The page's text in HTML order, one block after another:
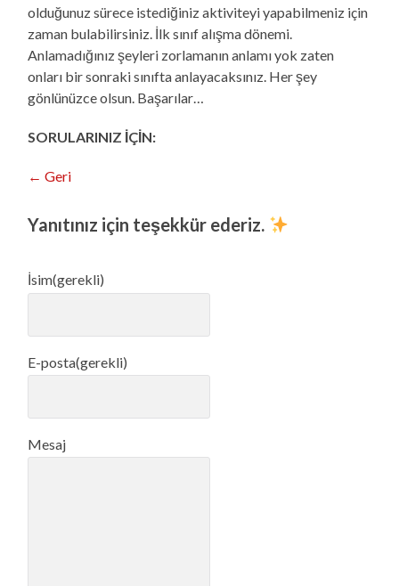
olduğunuz sürece istediğiniz aktiviteyi yapabilmeniz için
zaman bulabilirsiniz. İlk sınıf alışma dönemi.
Anlamadığınız şeyleri zorlamanın anlamı yok zaten
onları bir sonraki sınıfta anlayacaksınız. Her şey
gönlünüzce olsun. Başarılar…
SORULARINIZ İÇİN:
← Geri
Yanıtınız için teşekkür ederiz.
İsim(gerekli)
E-posta(gerekli)
Mesaj